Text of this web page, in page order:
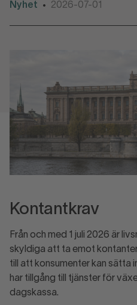
Nyhet • 2026-07-01
Kontantkrav
Från och med 1 juli 2026 är
skyldiga att ta emot
till att konsumenter kan sätta
har tillgång till tjänster för
dagskassa.